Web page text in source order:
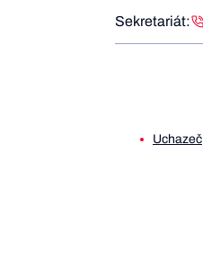
Sekretariát:
Uchazeč